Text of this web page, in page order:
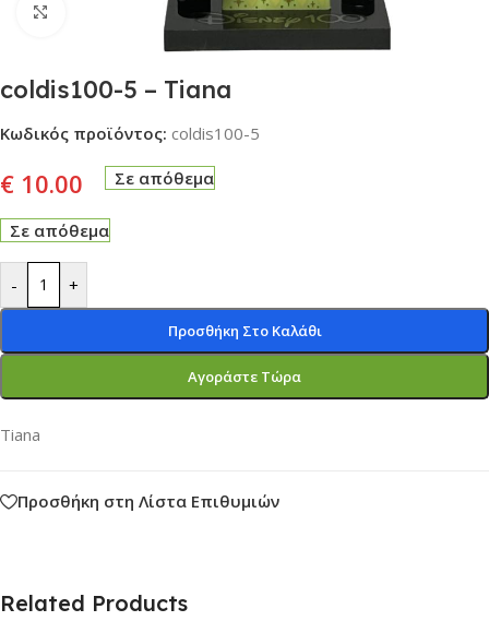
Click to enlarge
coldis100-5 – Tiana
Κωδικός προϊόντος: coldis100-5
€ 10.00 Σε απόθεμα
Σε απόθεμα
- +
Προσθήκη Στο Καλάθι
Αγοράστε Τώρα
Tiana
Προσθήκη στη Λίστα Επιθυμιών
Related Products